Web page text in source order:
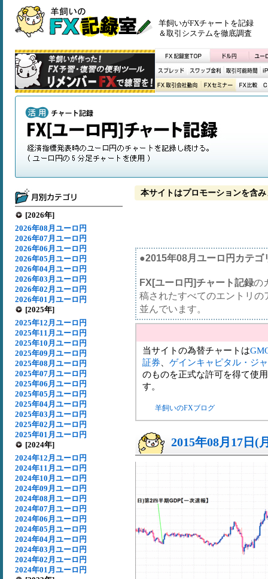
羊飼いがFXチャートを記録
＆取引システムを徹底調査
[2026年]
2026年08月ユーロ円
2026年07月ユーロ円
2026年06月ユーロ円
2026年05月ユーロ円
2026年04月ユーロ円
2026年03月ユーロ円
2026年02月ユーロ円
2026年01月ユーロ円
[2025年]
2025年12月ユーロ円
2025年11月ユーロ円
2025年10月ユーロ円
2025年09月ユーロ円
2025年08月ユーロ円
2025年07月ユーロ円
2025年06月ユーロ円
2025年05月ユーロ円
2025年04月ユーロ円
2025年03月ユーロ円
2025年02月ユーロ円
2025年01月ユーロ円
[2024年]
2024年12月ユーロ円
2024年11月ユーロ円
2024年10月ユーロ円
2024年09月ユーロ円
2024年08月ユーロ円
2024年07月ユーロ円
2024年06月ユーロ円
2024年05月ユーロ円
2024年04月ユーロ円
2024年03月ユーロ円
2024年02月ユーロ円
2024年01月ユーロ円
本サイトはプロモーションを含み
●2015年08月ユーロ円カテゴ
FX[ユーロ円]チャート記録の
稿されたすべてのエントリ
並んでいます。
当サイトの為替チャートは
証券
ゲインキャピタル・ジ
のものを正式な許可を得て使
す。
羊飼いのFXブログ
2015年08月17日(